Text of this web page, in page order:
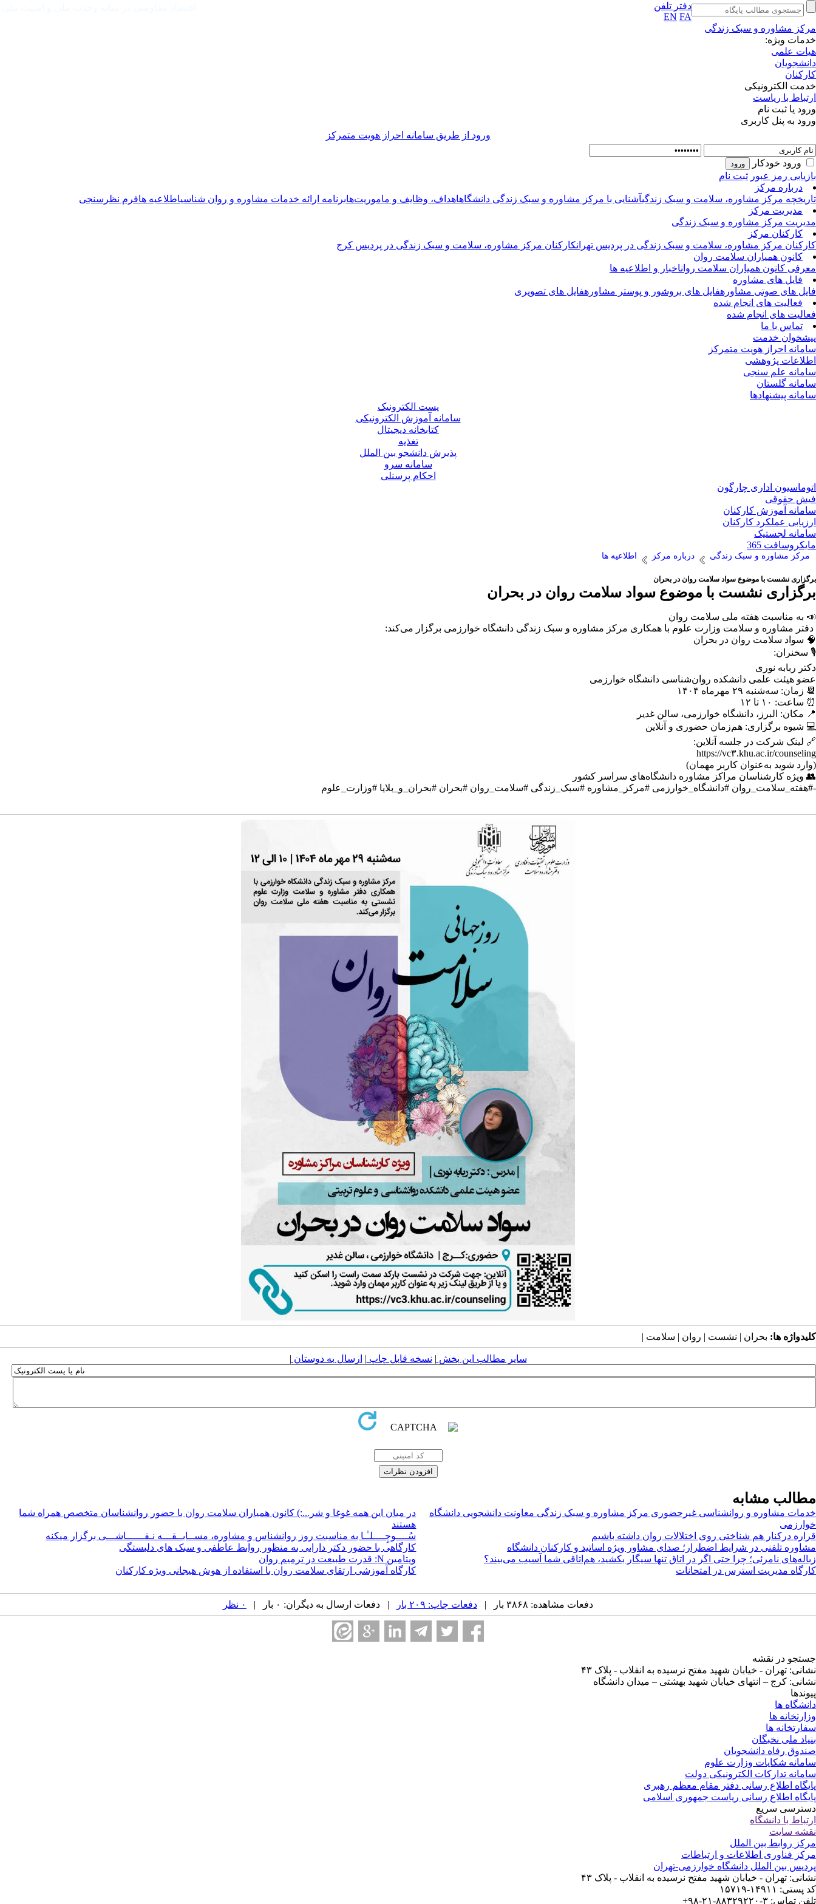
دفتر تلفن
EN FA
مرکز مشاوره و سبک زندگی
خدمات ویژه:
هیات علمی
دانشجویان
کارکنان
خدمت الکترونیکی
ارتباط با ریاست
ورود یا ثبت نام
ورود به پنل کاربری
ورود از طريق سامانه احراز هويت متمركز
ورود خودکار
بازیابی رمز عبور ثبت نام
درباره مرکز
تاریخچه مرکز مشاوره، سلامت و سبک زندگیآشنایی با مرکز مشاوره و سبک زندگی دانشگاهاهداف، وظایف و ماموریت‌هابرنامه ارائه خدمات مشاوره و روان شناسیاطلاعیه هافرم نظرسنجی
مدیریت مرکز
مدیریت مرکز مشاوره و سبک زندگی
کارکنان مرکز
کارکنان مرکز مشاوره، سلامت و سبک زندگی در پردیس تهرانکارکنان مرکز مشاوره، سلامت و سبک زندگی در پردیس کرج
کانون همیاران سلامت روان
معرفی کانون همیاران سلامت رواناخبار و اطلاعیه ها
فایل های مشاوره
فایل های صوتی مشاورهفایل های بروشور و پوستر مشاورهفایل های تصویری
فعالیت های انجام شده
فعالیت های انجام شده
تماس با ما
پیشخوان خدمت
سامانه احراز هویت متمرکز
اطلاعات پژوهشی
سامانه علم سنجی
سامانه گلستان
سامانه پیشنهادها
پست الکترونیک
سامانه آموزش الکترونیکی
کتابخانه دیجیتال
تغذیه
پذیرش دانشجو بین الملل
سامانه سرو
احکام پرسنلی
اتوماسیون اداری چارگون
فیش حقوقی
سامانه آموزش کارکنان
ارزیابی عملکرد کارکنان
سامانه لجستیک
مایکروسافت 365
مرکز مشاوره و سبک زندگی درباره مرکز اطلاعیه ها
برگزاری نشست با موضوع سواد سلامت روان در بحران
برگزاری نشست با موضوع سواد سلامت روان در بحران
📣 به مناسبت هفته ملی سلامت روان
دفتر مشاوره و سلامت وزارت علوم با همکاری مرکز مشاوره و سبک زندگی دانشگاه خوارزمی برگزار می‌کند:
🧠 سواد سلامت روان در بحران
🎙️ سخنران:
دکتر ربابه نوری
عضو هیئت علمی دانشکده روان‌شناسی دانشگاه خوارزمی
📆 زمان: سه‌شنبه ۲۹ مهرماه ۱۴۰۴
⏰ ساعت: ۱۰ تا ۱۲
📍 مکان: البرز، دانشگاه خوارزمی، سالن غدیر
💻 شیوه برگزاری: هم‌زمان حضوری و آنلاین
🔗 لینک شرکت در جلسه آنلاین:
https://vc۳.khu.ac.ir/counseling
(وارد شوید به‌عنوان کاربر مهمان)
👥 ویژه کارشناسان مراکز مشاوره دانشگاه‌های سراسر کشور
-#هفته_سلامت_روان #دانشگاه_خوارزمی #مرکز_مشاوره #سبک_زندگی #سلامت_روان #بحران #بحران_و_بلایا #وزارت_علوم
کلیدواژه ها: بحران | نشست | روان | سلامت |
سایر مطالب این بخش | نسخه قابل چاپ | ارسال به دوستان |
مطالب مشابه
خدمات مشاوره و روانشناسی غیرحضوری مرکز مشاوره و سبک زندگی معاونت دانشجویی دانشگاه
خوارزمی
در میان این همه غوغا و شر...:) کانون همیاران سلامت روان با حضور روانشناسان متخصص همراه شما
هستند
قراره درکنار هم شناختی روی اختلالات روان داشته باشیم
سُــــوچِــــلـٰـا به مناسبت روز روانشناس و مشاوره، مســابــقـــه نـقــــــاشـــی برگزار میکنه
مشاوره تلفنی در شرایط اضطرار؛ صدای مشاور ویژه اساتید و کارکنان دانشگاه
کارگاهی با حضور دکتر دارابی به منظور روابط عاطفی و سبک های دلبستگی
زباله‌های نامرئی؛ چرا حتی اگر در اتاق تنها سیگار بکشید، هم‌اتاقی شما آسیب می‌بیند؟
ویتامین N: قدرت طبیعت در ترمیم روان
کارگاه مدیریت استرس در امتحانات
کارگاه آموزشی ارتقای سلامت روان با استفاده از هوش هیجانی ویژه کارکنان
دفعات مشاهده: ۳۸۶۸ بار | دفعات چاپ: ۲۰۹ بار | دفعات ارسال به دیگران: ۰ بار | ۰ نظر
جستجو در نقشه
نشانی: تهران - خیابان شهید مفتح نرسیده به انقلاب - پلاک ۴۳
نشانی: کرج – انتهای خیابان شهید بهشتی – میدان دانشگاه
پیوندها
دانشگاه ها
وزارتخانه ها
سفارتخانه ها
بنیاد ملی نخبگان
صندوق رفاه دانشجویان
سامانه شکایات وزارت علوم
سامانه تدارکات الکترونیکی دولت
پایگاه اطلاع رسانی دفتر مقام معظم رهبری
پایگاه اطلاع رسانی ریاست جمهوری اسلامی
دسترسی سریع
ارتباط با دانشگاه
نقشه سایت
مرکز روابط بین الملل
مرکز فناوری اطلاعات و ارتباطات
پردیس بین الملل دانشگاه خوارزمی-تهران
نشانی: تهران - خیابان شهید مفتح نرسیده به انقلاب - پلاک ۴۳
کد پستی: ۱۴۹۱۱-۱۵۷۱۹
تلفن تماس: ۳-۸۸۳۲۹۲۲۰-۲۱-۹۸+